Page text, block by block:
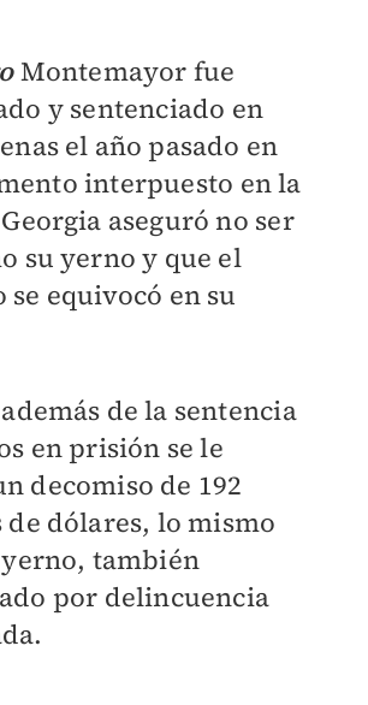
Montemayor fue
y sentenciado en
el año pasado en
interpuesto en la
aseguró no ser
su yerno y que el
se equivocó en su
de la sentencia
en prisión se le
decomiso de 192
dólares, lo mismo
yerno, también
por delincuencia